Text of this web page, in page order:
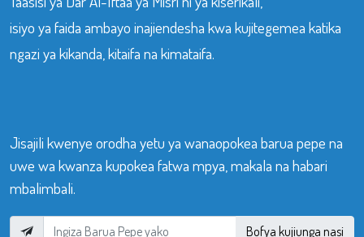
isiyo ya faida ambayo inajiendesha kwa kujitegemea katika
ngazi ya kikanda, kitaifa na kimataifa.
Jisajili kwenye orodha yetu ya wanaopokea barua pepe na
uwe wa kwanza kupokea fatwa mpya, makala na habari
mbalimbali.
Bofya kujiunga nasi